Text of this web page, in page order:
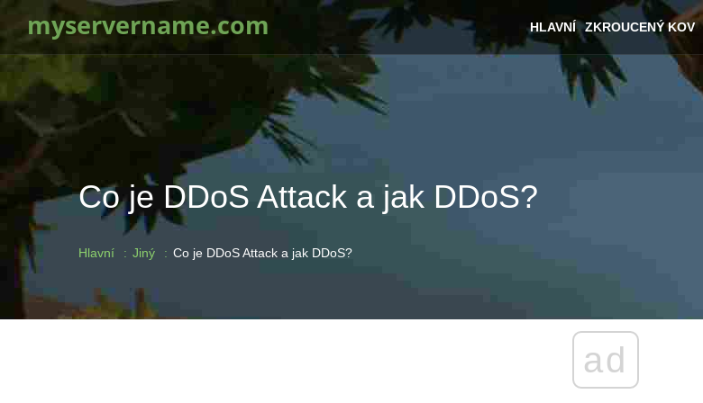
myservername.com HLAVNÍ ZKROUCENÝ KOV
Co je DDoS Attack a jak DDoS?
Hlavní Jiný Co je DDoS Attack a jak DDoS?
ad